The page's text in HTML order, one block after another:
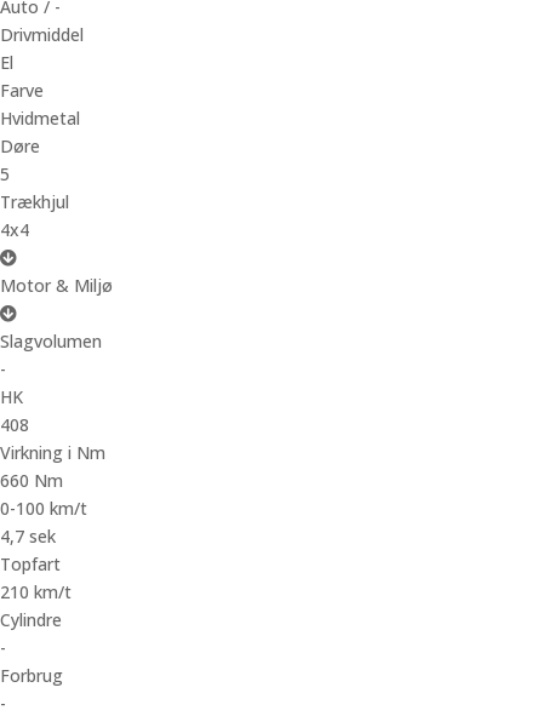
Auto / -
Drivmiddel
El
Farve
Hvidmetal
Døre
5
Trækhjul
4x4
Motor & Miljø
Slagvolumen
-
HK
408
Virkning i Nm
660 Nm
0-100 km/t
4,7 sek
Topfart
210 km/t
Cylindre
-
Forbrug
-